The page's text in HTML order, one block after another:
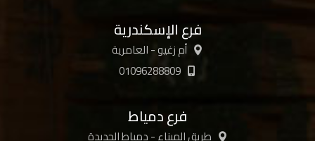
فرع الإسكندرية
أم زغيو - العامرية
01096288809
فرع دمياط
طريق الميناء - دمياط الجديدة